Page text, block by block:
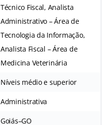
Técnico Fiscal, Analista
Administrativo – Área de
Tecnologia da Informação,
Analista Fiscal – Área de
Medicina Veterinária
Níveis médio e superior
Administrativa
Goiás–GO